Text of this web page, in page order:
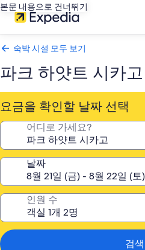
본문 내용으로 건너뛰기
숙박 시설 모두 보기
파크 하얏트 시카고
요금을 확인할 날짜 선택
어디로 가세요?
날짜
인원 수
검색